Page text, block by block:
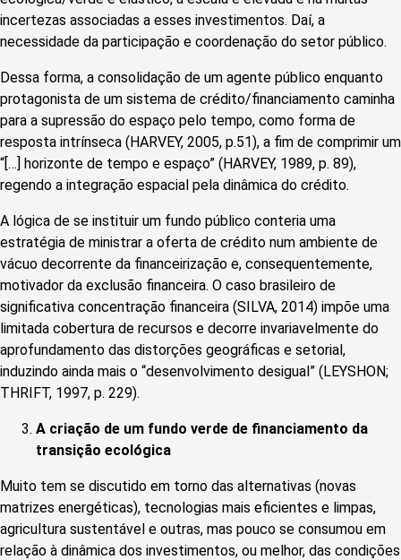
incertezas associadas a esses investimentos. Daí, a
necessidade da participação e coordenação do setor público.
Dessa forma, a consolidação de um agente público enquanto
protagonista de um sistema de crédito/financiamento caminha
para a supressão do espaço pelo tempo, como forma de
resposta intrínseca (HARVEY, 2005, p.51), a fim de comprimir um
“[…] horizonte de tempo e espaço” (HARVEY, 1989, p. 89),
regendo a integração espacial pela dinâmica do crédito.
A lógica de se instituir um fundo público conteria uma
estratégia de ministrar a oferta de crédito num ambiente de
vácuo decorrente da financeirização e, consequentemente,
motivador da exclusão financeira. O caso brasileiro de
significativa concentração financeira (SILVA, 2014) impõe uma
limitada cobertura de recursos e decorre invariavelmente do
aprofundamento das distorções geográficas e setorial,
induzindo ainda mais o “desenvolvimento desigual” (LEYSHON;
THRIFT, 1997, p. 229).
A criação de um fundo verde de financiamento da
transição ecológica
Muito tem se discutido em torno das alternativas (novas
matrizes energéticas), tecnologias mais eficientes e limpas,
agricultura sustentável e outras, mas pouco se consumou em
relação à dinâmica dos investimentos, ou melhor, das condições